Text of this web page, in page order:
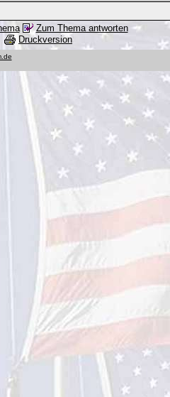
Zum Thema antworten
Druckversion